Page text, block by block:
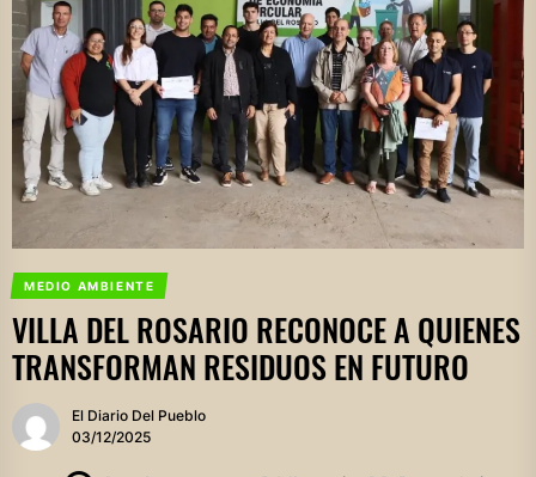
MEDIO AMBIENTE
VILLA DEL ROSARIO RECONOCE A QUIENES
TRANSFORMAN RESIDUOS EN FUTURO
El Diario Del Pueblo
03/12/2025